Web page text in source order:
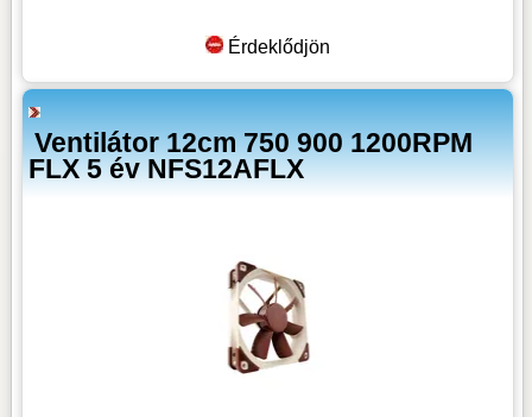
Érdeklődjön
Ventilátor 12cm 750 900 1200RPM
FLX 5 év NFS12AFLX